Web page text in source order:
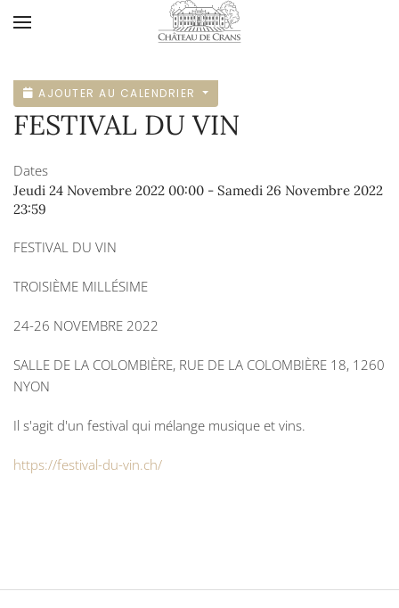
AJOUTER AU CALENDRIER
FESTIVAL DU VIN
Dates
Jeudi 24 Novembre 2022 00:00 - Samedi 26 Novembre 2022
23:59
FESTIVAL DU VIN
TROISIÈME MILLÉSIME
24-26 NOVEMBRE 2022
SALLE DE LA COLOMBIÈRE, RUE DE LA COLOMBIÈRE 18, 1260
NYON
Il s'agit d'un festival qui mélange musique et vins.
https://festival-du-vin.ch/